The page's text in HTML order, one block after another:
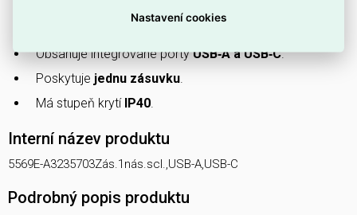
Obsahuje integrované portyUSB‑A a USB‑C.
Poskytuje jednu zásuvku.
Má stupeň krytí IP40.
Interní název produktu
5569E-A3235703Zás.1nás.scl.,USB-A,USB-C
Podrobný popis produktu
Nastavení cookies